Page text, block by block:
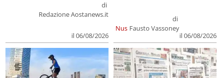
di
Redazione Aostanews.it
il 06/08/2026
Nus
di
Fausto Vassoney
il 06/08/2026